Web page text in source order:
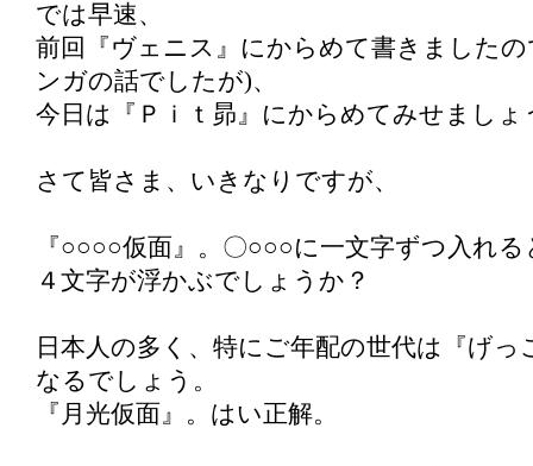
では早速、
前回『ヴェニス』にからめて書きました
ンガの話でしたが)、
今日は『Ｐｉｔ昴』にからめてみせましょ
さて皆さま、いきなりですが、
『○○○○仮面』。〇○○○に一文字ずつ入れ
４文字が浮かぶでしょうか？
日本人の多く、特にご年配の世代は『げっ
なるでしょう。
『月光仮面』。はい正解。